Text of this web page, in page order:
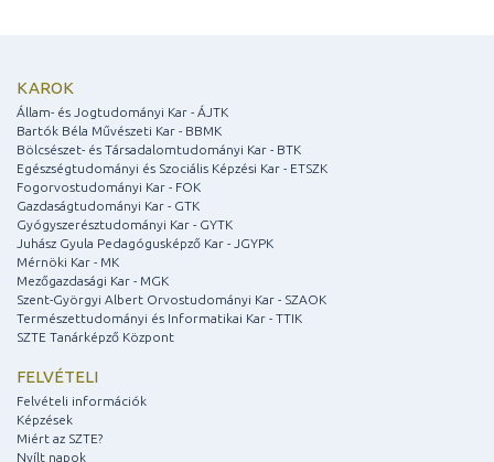
KAROK
Állam- és Jogtudományi Kar - ÁJTK
Bartók Béla Művészeti Kar - BBMK
Bölcsészet- és Társadalomtudományi Kar - BTK
Egészségtudományi és Szociális Képzési Kar - ETSZK
Fogorvostudományi Kar - FOK
Gazdaságtudományi Kar - GTK
Gyógyszerésztudományi Kar - GYTK
Juhász Gyula Pedagógusképző Kar - JGYPK
Mérnöki Kar - MK
Mezőgazdasági Kar - MGK
Szent-Györgyi Albert Orvostudományi Kar - SZAOK
Természettudományi és Informatikai Kar - TTIK
SZTE Tanárképző Központ
FELVÉTELI
Felvételi információk
Képzések
Miért az SZTE?
Nyílt napok